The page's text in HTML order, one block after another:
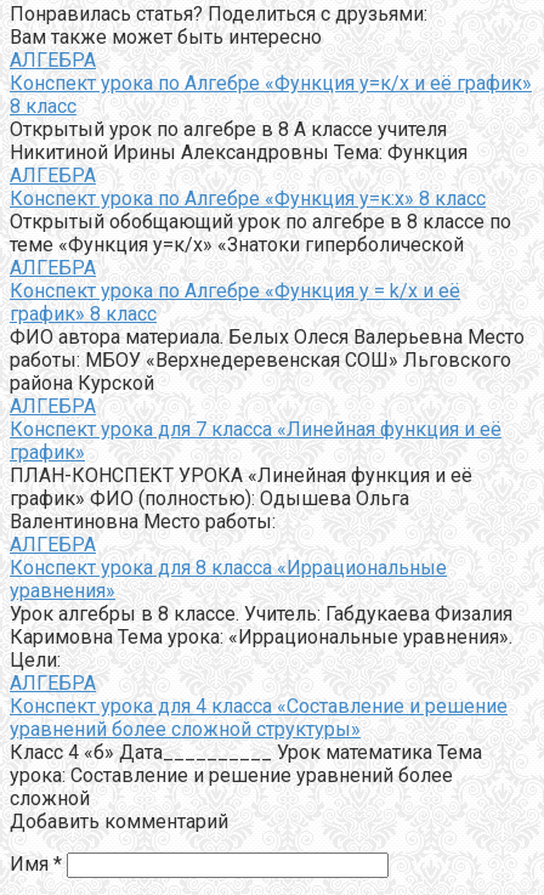
Понравилась статья? Поделиться с друзьями:
Вам также может быть интересно
АЛГЕБРА
Конспект урока по Алгебре «Функция у=к/х и её график»
8 класс
Открытый урок по алгебре в 8 А классе учителя
Никитиной Ирины Александровны Тема: Функция
АЛГЕБРА
Конспект урока по Алгебре «Функция у=к:х» 8 класс
Открытый обобщающий урок по алгебре в 8 классе по
теме «Функция у=к/х» «Знатоки гиперболической
АЛГЕБРА
Конспект урока по Алгебре «Функция y = k/x и её
график» 8 класс
ФИО автора материала. Белых Олеся Валерьевна Место
работы: МБОУ «Верхнедеревенская СОШ» Льговского
района Курской
АЛГЕБРА
Конспект урока для 7 класса «Линейная функция и её
график»
ПЛАН-КОНСПЕКТ УРОКА «Линейная функция и её
график» ФИО (полностью): Одышева Ольга
Валентиновна Место работы:
АЛГЕБРА
Конспект урока для 8 класса «Иррациональные
уравнения»
Урок алгебры в 8 классе. Учитель: Габдукаева Физалия
Каримовна Тема урока: «Иррациональные уравнения».
Цели:
АЛГЕБРА
Конспект урока для 4 класса «Составление и решение
уравнений более сложной структуры»
Класс 4 «б» Дата__________ Урок математика Тема
урока: Составление и решение уравнений более
сложной
Добавить комментарий
Имя *